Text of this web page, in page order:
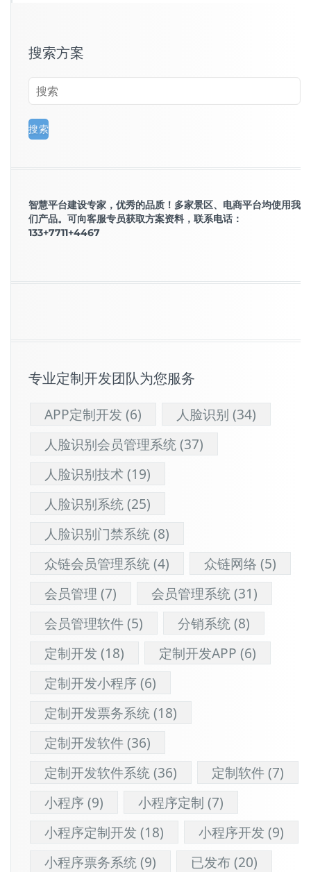
搜索方案
智慧平台建设专家，优秀的品质！多家景区、电商平台均使用我
们产品。可向客服专员获取方案资料，联系电话：
133+7711+4467
专业定制开发团队为您服务
APP定制开发 (6) 人脸识别 (34)
人脸识别会员管理系统(37)
人脸识别技术(19)
人脸识别系统(25)
人脸识别门禁系统(8)
众链会员管理系统(4) 众链网络 (5)
会员管理 (7) 会员管理系统(31)
会员管理软件(5) 分销系统(8)
定制开发 (18) 定制开发APP (6)
定制开发小程序(6)
定制开发票务系统(18)
定制开发软件(36)
定制开发软件系统(36) 定制软件(7)
小程序(9) 小程序定制 (7)
小程序定制开发 (18) 小程序开发 (9)
小程序票务系统(9) 已发布(20)